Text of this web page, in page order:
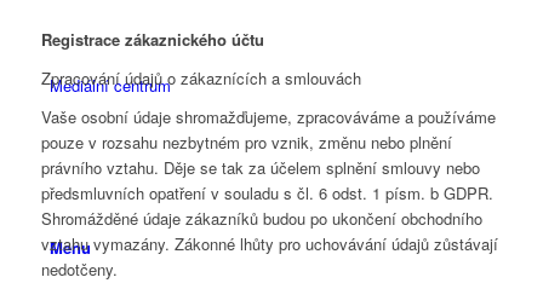
Mediální centrum
Menu
Registrace zákaznického účtu
Zpracování údajů o zákaznících a smlouvách
Vaše osobní údaje shromažďujeme, zpracováváme a používáme
pouze v rozsahu nezbytném pro vznik, změnu nebo plnění
právního vztahu. Děje se tak za účelem splnění smlouvy nebo
předsmluvních opatření v souladu s čl. 6 odst. 1 písm. b GDPR.
Shromážděné údaje zákazníků budou po ukončení obchodního
vztahu vymazány. Zákonné lhůty pro uchovávání údajů zůstávají
nedotčeny.